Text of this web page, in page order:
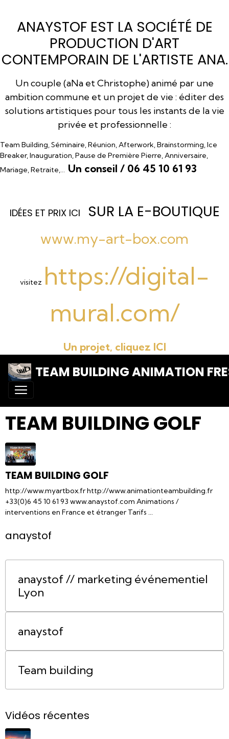
ANAYSTOF EST LA SOCIÉTÉ DE
PRODUCTION D'ART
CONTEMPORAIN DE L'ARTISTE ANA.
Un couple (aNa et Christophe) animé par une
ambition commune et un projet de vie : éditer des
solutions artistiques pour tous les instants de la vie
privée et professionnelle :
Team Building, Séminaire, Réunion, Afterwork, Brainstorming, Ice
Breaker, Inauguration, Pause de Première Pierre, Anniversaire,
Mariage, Retraite,… Un conseil / 06 45 10 61 93
IDÉES ET PRIX ICI SUR LA E-BOUTIQUE
www.my-art-box.com
visitez https://digital-
mural.com/
Un projet, cliquez ICI
TEAM BUILDING ANIMATION
TEAM BUILDING GOLF
TEAM BUILDING GOLF
http://www.myartbox.fr http://www.animationteambuilding.fr
+33(0)6 45 10 61 93 www.anaystof.com Animations /
interventions en France et étranger Tarifs ...
anaystof
anaystof // marketing événementiel
Lyon
anaystof
Team building
Vidéos récentes